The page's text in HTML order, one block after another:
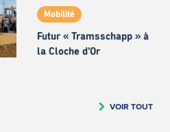
Mobilité
Futur « Tramsschapp » à
la Cloche d’Or
VOIR TOUT